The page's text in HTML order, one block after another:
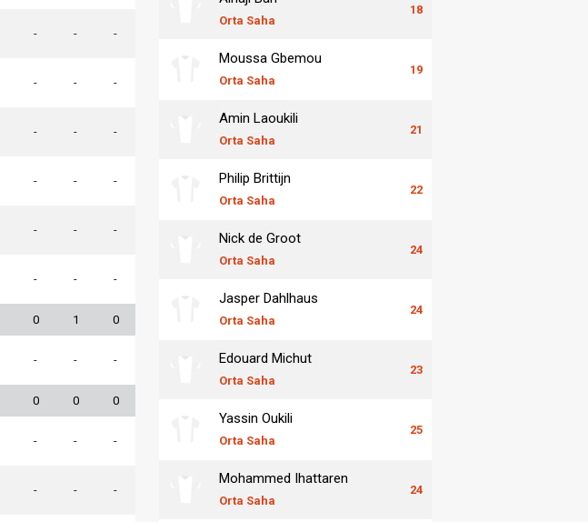
- - -
- - -
- - -
- - -
- - -
- - -
0 1 0
- - -
0 0 0
- - -
- - -
Orta Saha
18
Moussa Gbemou
Orta Saha
19
Amin Laoukili
Orta Saha
21
Philip Brittijn
Orta Saha
22
Nick de Groot
Orta Saha
24
Jasper Dahlhaus
Orta Saha
24
Edouard Michut
Orta Saha
23
Yassin Oukili
Orta Saha
25
Mohammed Ihattaren
Orta Saha
24